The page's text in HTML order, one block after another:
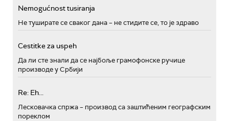
Nemogućnost tusiranja
Не туширате се сваког дана – не стидите се, то је здраво
Cestitke za uspeh
Да ли сте знали да се најбоље грамофонске ручице
производе у Србији
Re: Eh...
Лесковачка спржа – производ са заштићеним географским
пореклом